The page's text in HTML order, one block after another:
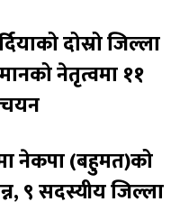
दोस्रो जिल्ला
नेतृत्वमा ११
नेकपा (बहुमत)को
९ सदस्यीय जिल्ला